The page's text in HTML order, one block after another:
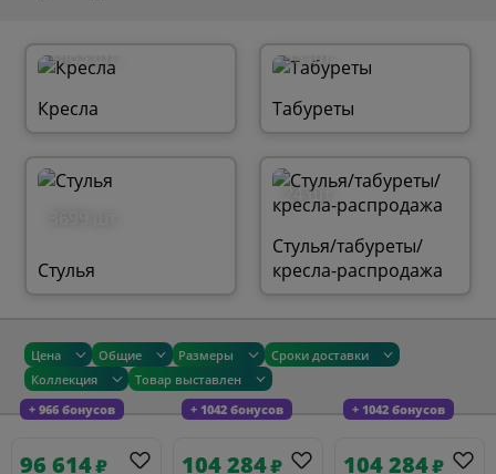
1963 шт.
Кресла
95 шт.
Табуреты
Стулья
24 шт.
Стулья/табуреты/
кресла-распродажа
Цена Общие Размеры
Сроки доставки
Коллекция
Товар выставлен
+ 966 бонусов
96 614₽
+ 1042 бонусов
104 284₽
+ 1042 бонусов
104 284₽